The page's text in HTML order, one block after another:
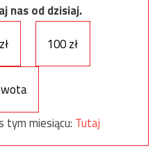
nas od dzisiaj.
100 zł
tym miesiącu: Tutaj